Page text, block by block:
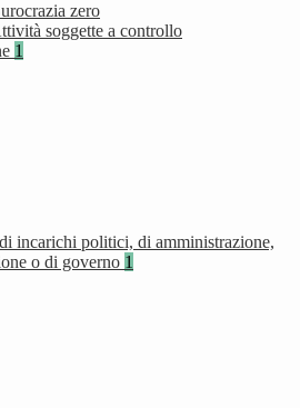
zero
soggette a controllo
1
incarichi politici, di amministrazione,
o di governo 1